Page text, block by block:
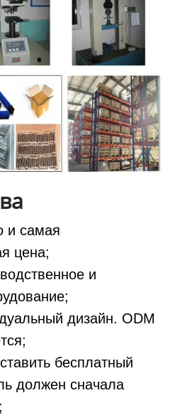
и самая
цена;
и
дизайн. ODM
бесплатный
должен сначала